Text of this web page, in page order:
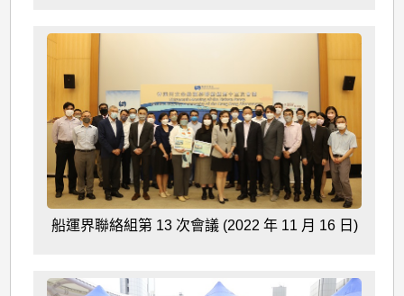
船運界聯絡組第 13 次會議 (2022 年 11 月 16 日)